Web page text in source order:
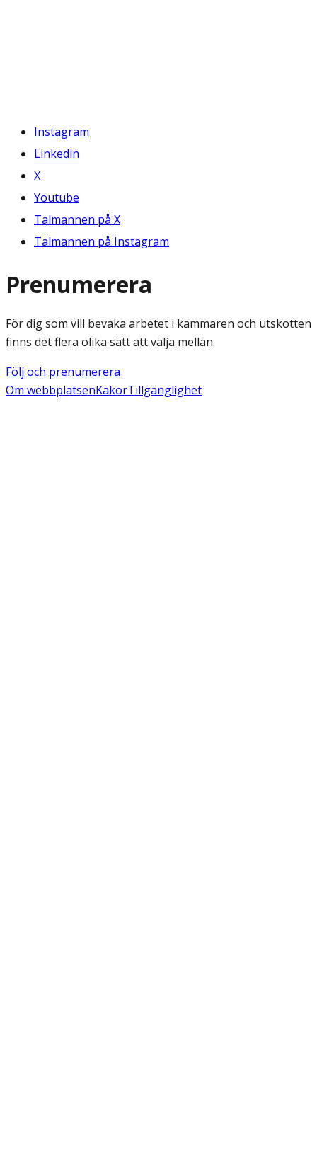
Instagram
Linkedin
X
Youtube
Talmannen på X
Talmannen på Instagram
Prenumerera
För dig som vill bevaka arbetet i kammaren och utskotten
finns det flera olika sätt att välja mellan.
Följ och prenumerera
Om webbplatsenKakorTillgänglighet